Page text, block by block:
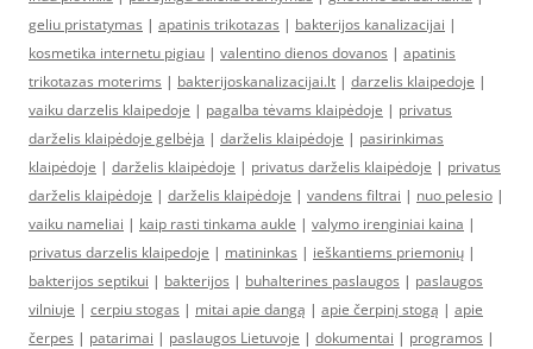
geliu pristatymas | apatinis trikotazas | bakterijos kanalizacijai |
kosmetika internetu pigiau | valentino dienos dovanos | apatinis
trikotazas moterims | bakterijoskanalizacijai.lt | darzelis klaipedoje |
vaiku darzelis klaipedoje | pagalba tėvams klaipėdoje | privatus
darželis klaipėdoje gelbėja | darželis klaipėdoje | pasirinkimas
klaipėdoje | darželis klaipėdoje | privatus darželis klaipėdoje | privatus
darželis klaipėdoje | darželis klaipėdoje | vandens filtrai | nuo pelesio |
vaiku nameliai | kaip rasti tinkama aukle | valymo irenginiai kaina |
privatus darzelis klaipedoje | matininkas | ieškantiems priemonių |
bakterijos septikui | bakterijos | buhalterines paslaugos | paslaugos
vilniuje | cerpiu stogas | mitai apie dangą | apie čerpinį stogą | apie
čerpes | patarimai | paslaugos Lietuvoje | dokumentai | programos |